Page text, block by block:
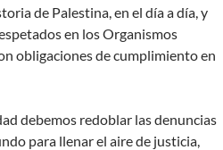
de Palestina, en el día a día, y
en los Organismos
obligaciones de cumplimiento en
debemos redoblar las denuncias
para llenar el aire de justicia,